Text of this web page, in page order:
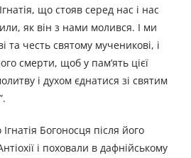
що стояв серед нас і нас
як він з нами молився. І ми
та честь святому мученикові, і
смерти, щоб у пам’ять цієї
і духом єднатися зі святим
Богоносця після його
і поховали в дафнійському